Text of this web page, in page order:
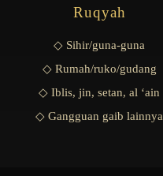
Ruqyah
◇ Sihir/guna-guna
◇ Rumah/ruko/gudang
◇ Iblis, jin, setan, al ‘ain
◇ Gangguan gaib lainnya